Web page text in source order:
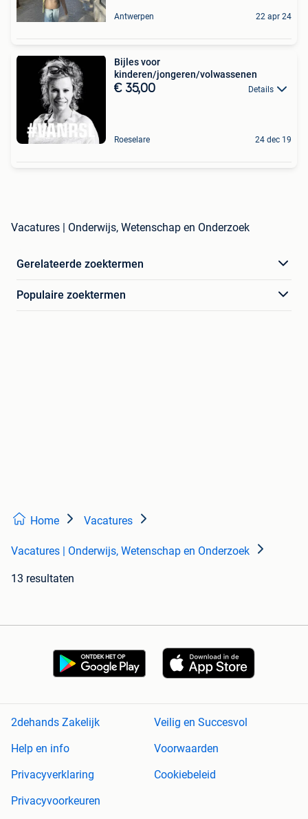
Antwerpen 22 apr 24
Bijles voor
kinderen/jongeren/volwassenen
€ 35,00 Details
Roeselare 24 dec 19
Vacatures | Onderwijs, Wetenschap en Onderzoek
Gerelateerde zoektermen
Populaire zoektermen
Home Vacatures
Vacatures | Onderwijs, Wetenschap en Onderzoek
13 resultaten
2dehands Zakelijk
Veilig en Succesvol
Help en info
Voorwaarden
Privacyverklaring
Cookiebeleid
Privacyvoorkeuren